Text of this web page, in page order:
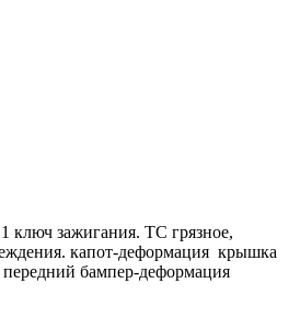
ключ зажигания. ТС грязное,
капот-деформация крышка
бампер-деформация